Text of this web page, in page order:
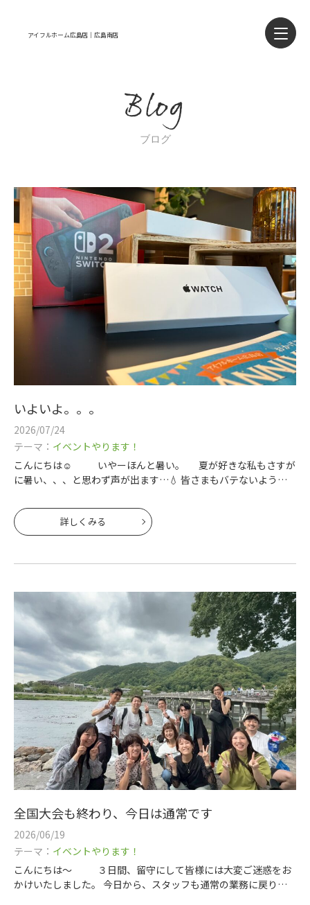
アイフルホーム広島店｜広島南店
Blog
ブログ
いよいよ。。。
2026/07/24
テーマ： イベントやります！
こんにちは☺ いやーほんと暑い。 夏が好きな私もさすが
に暑い、、、と思わず声が出ます…💧 皆さまもバテないように
業 坂本です。
詳しくみる
全国大会も終わり、今日は通常です
2026/06/19
テーマ： イベントやります！
こんにちは～ ３日間、留守にして皆様には大変ご迷惑をお
かけいたしました。 今日から、スタッフも通常の業務に戻りま